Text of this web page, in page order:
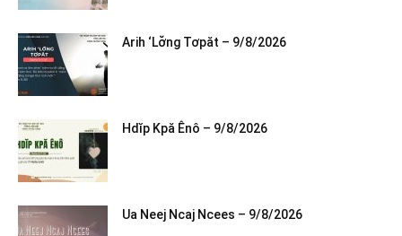
Arih ‘Lơ̆ng Tơpăt – 9/8/2026
Hdĭp Kpă Ênô – 9/8/2026
Ua Neej Ncaj Ncees – 9/8/2026